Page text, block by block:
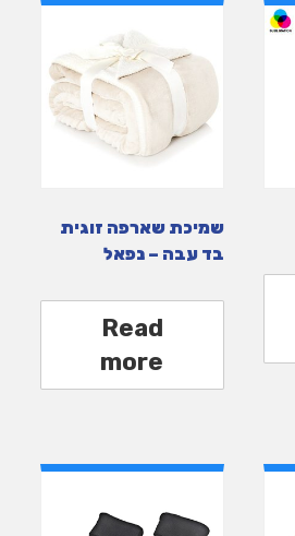
שמיכת שארפה זוגית
בד עבה – נפאל
Read
more